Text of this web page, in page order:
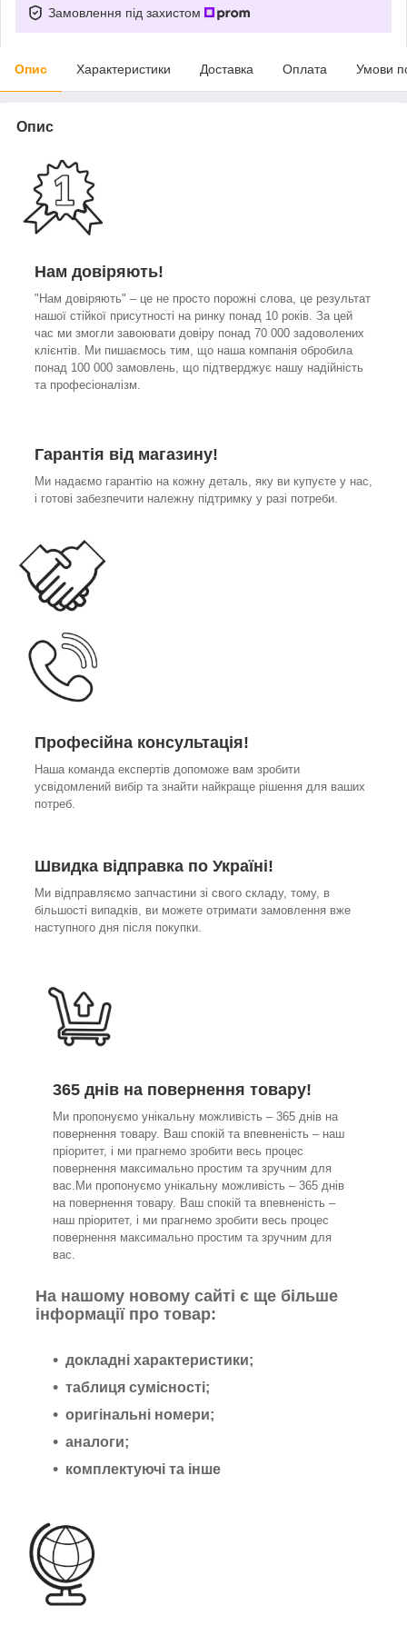
Замовлення під захистом
Опис Характеристики Доставка Оплата Умови
Опис
Нам довіряють!
"Нам довіряють" – це не просто порожні слова, це результат
нашої стійкої присутності на ринку понад 10 років. За цей
час ми змогли завоювати довіру понад 70 000 задоволених
клієнтів. Ми пишаємось тим, що наша компанія обробила
понад 100 000 замовлень, що підтверджує нашу надійність
та професіоналізм.
Гарантія від магазину!
Ми надаємо гарантію на кожну деталь, яку ви купуєте у нас,
і готові забезпечити належну підтримку у разі потреби.
Професійна консультація!
Наша команда експертів допоможе вам зробити
усвідомлений вибір та знайти найкраще рішення для ваших
потреб.
Швидка відправка по Україні!
Ми відправляємо запчастини зі свого складу, тому, в
більшості випадків, ви можете отримати замовлення вже
наступного дня після покупки.
365 днів на повернення товару!
Ми пропонуємо унікальну можливість – 365 днів на
повернення товару. Ваш спокій та впевненість – наш
пріоритет, і ми прагнемо зробити весь процес
повернення максимально простим та зручним для
вас.Ми пропонуємо унікальну можливість – 365 днів
на повернення товару. Ваш спокій та впевненість –
наш пріоритет, і ми прагнемо зробити весь процес
повернення максимально простим та зручним для
вас.
На нашому новому сайті є ще більше
інформації про товар:
докладні характеристики;
таблиця сумісності;
оригінальні номери;
аналоги;
комплектуючі та інше